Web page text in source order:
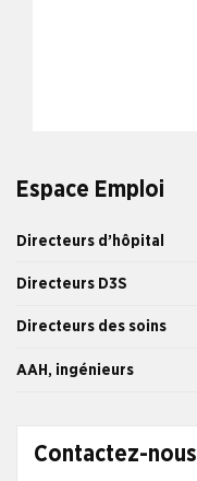
Espace Emploi
Directeurs d’hôpital
Directeurs D3S
Directeurs des soins
AAH, ingénieurs
Contactez-nous